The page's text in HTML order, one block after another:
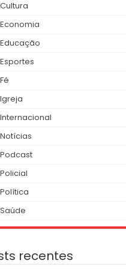
Cultura
Economia
Educação
Esportes
Fé
Igreja
Internacional
Notícias
Podcast
Policial
Política
Saúde
recentes